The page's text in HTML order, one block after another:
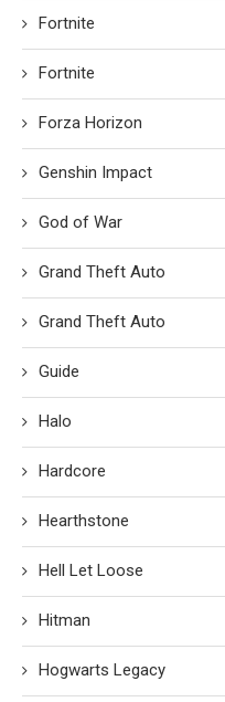
Fortnite
Fortnite
Forza Horizon
Genshin Impact
God of War
Grand Theft Auto
Grand Theft Auto
Guide
Halo
Hardcore
Hearthstone
Hell Let Loose
Hitman
Hogwarts Legacy